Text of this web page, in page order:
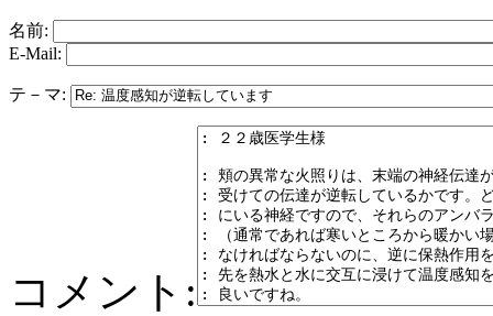
名前:
E-Mail:
テ－マ:
コメント: